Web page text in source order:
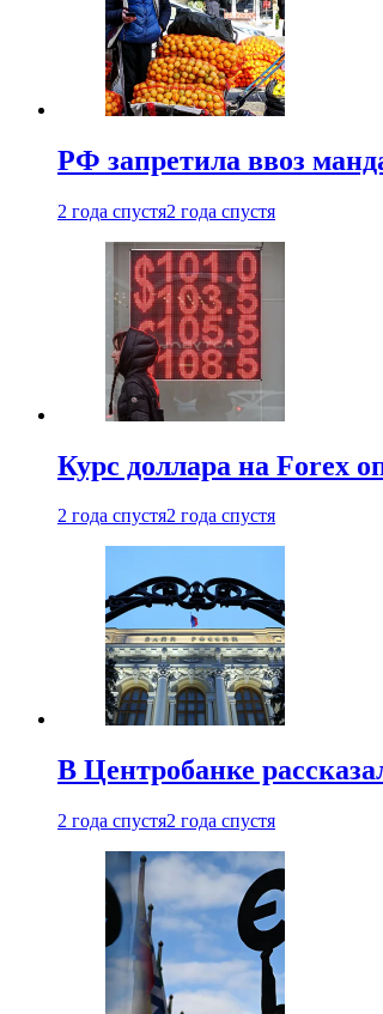
РФ запретила ввоз
2 года спустя2 года спустя
Курс доллара на Forex
2 года спустя2 года спустя
В Центробанке
2 года спустя2 года спустя